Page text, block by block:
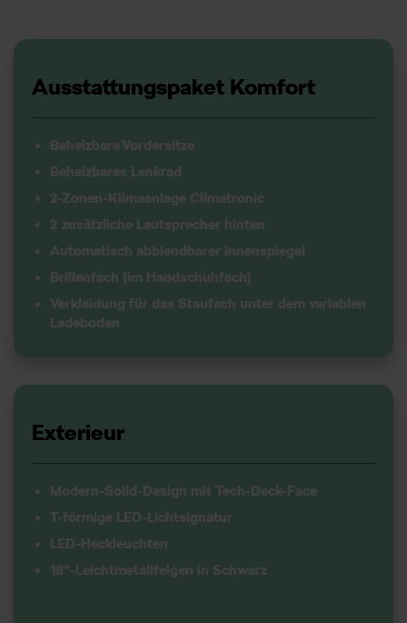
Ausstattungspaket Komfort
Beheizbare Vordersitze
Beheizbares Lenkrad
2-Zonen-Klimaanlage Climatronic
2 zusätzliche Lautsprecher hinten
Automatisch abblendbarer Innenspiegel
Brillenfach (im Handschuhfach)
Verkleidung für das Staufach unter dem variablen
Ladeboden
Exterieur
Modern-Solid-Design mit Tech-Deck-Face
T-förmige LED-Lichtsignatur
LED-Heckleuchten
18"-Leichtmetallfelgen in Schwarz